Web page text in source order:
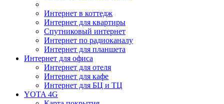
Интернет в коттедж
Интернет для квартиры
Спутниковый интернет
Интернет по радиоканалу
Интернет для планшета
Интернет для офиса
Интернет для отеля
Интернет для кафе
Интернет для БЦ и ТЦ
YOTA 4G